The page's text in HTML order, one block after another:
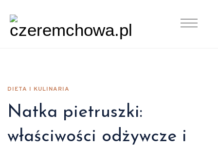
DIETA I KULINARIA
Natka pietruszki:
właściwości odżywcze i